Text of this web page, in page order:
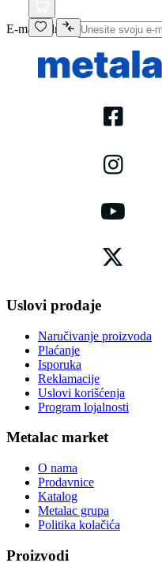
E-mail adresa
Uslovi prodaje
Naručivanje proizvoda
Plaćanje
Isporuka
Reklamacije
Uslovi korišćenja
Program lojalnosti
Metalac market
O nama
Prodavnice
Katalog
Metalac grupa
Politika kolačića
Proizvodi